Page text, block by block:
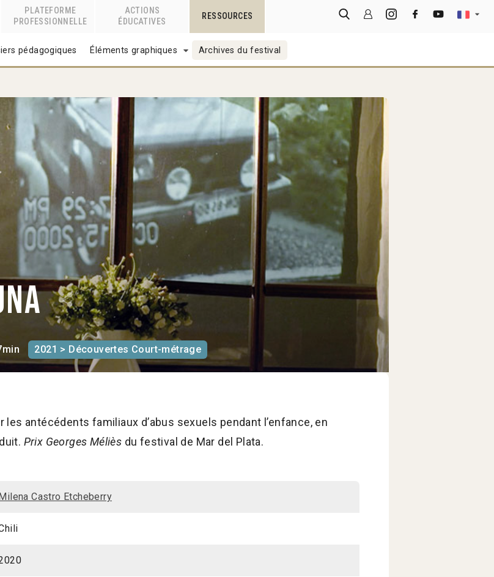
PLATEFORME
PROFESSIONNELLE
ACTIONS
ÉDUCATIVES
RESSOURCES
pédagogiques Éléments graphiques Archives du festival
2021 > Découvertes Court-métrage
antécédents familiaux d’abus sexuels pendant l’enfance, en
Prix Georges Méliès du festival de Mar del Plata.
Milena Castro Etcheberry